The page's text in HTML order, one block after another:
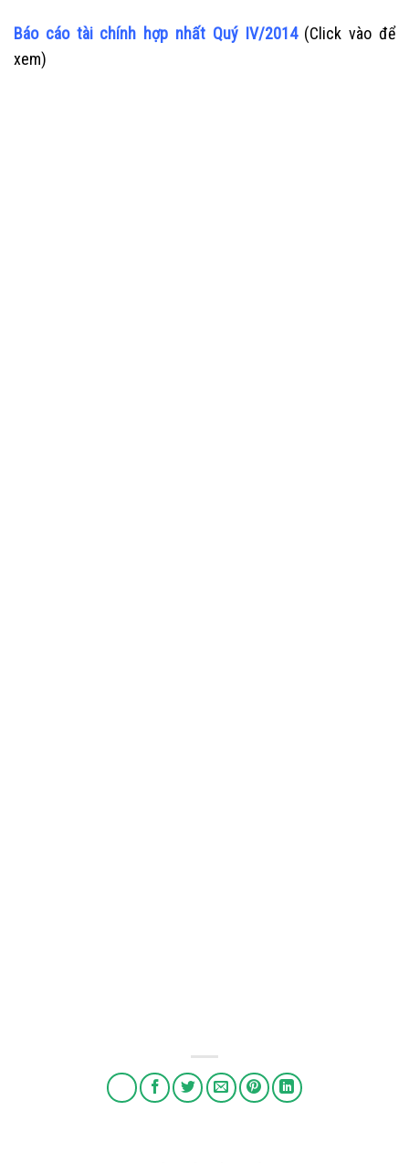
Báo cáo tài chính hợp nhất Quý IV/2014(Click vào để
xem)